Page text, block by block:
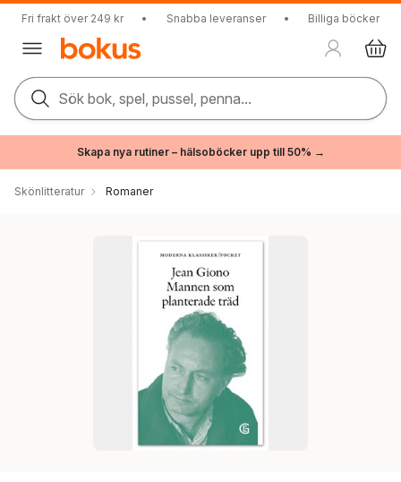
Fri frakt över 249 kr • Snabba leveranser • Billiga böcker
Sök bok, spel, pussel, penna...
Skapa nya rutiner – hälsoböcker upp till 50% →
Skönlitteratur Romaner